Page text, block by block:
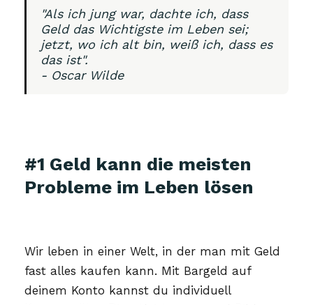
"Als ich jung war, dachte ich, dass
Geld das Wichtigste im Leben sei;
jetzt, wo ich alt bin, weiß ich, dass es
das ist".
- Oscar Wilde
#1 Geld kann die meisten
Probleme im Leben lösen
Wir leben in einer Welt, in der man mit Geld
fast alles kaufen kann. Mit Bargeld auf
deinem Konto kannst du individuell